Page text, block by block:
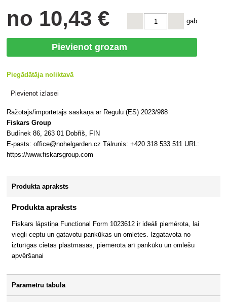
no 10,43 € gab
Pievienot grozam
Piegādātāja noliktavā
Pievienot izlasei
Ražotājs/importētājs saskaņā ar Regulu (ES) 2023/988
Fiskars Group
Budínek 86, 263 01 Dobříš, FIN
E-pasts: office@nohelgarden.cz Tālrunis: +420 318 533 511 URL:
https://www.fiskarsgroup.com
Produkta apraksts
Produkta apraksts
Fiskars lāpstiņa Functional Form 1023612 ir ideāli piemērota, lai
viegli ceptu un gatavotu pankūkas un omletes. Izgatavota no
izturīgas cietas plastmasas, piemērota arī pankūku un omlešu
apvēršanai
Parametru tabula